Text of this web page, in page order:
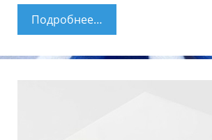
Подробнее…
ногтей и стоп